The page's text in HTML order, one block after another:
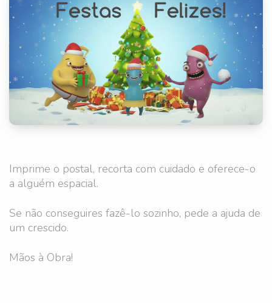
Imprime o postal, recorta com cuidado e oferece-o
a alguém espacial.
Se não conseguires fazê-lo sozinho, pede a ajuda de
um crescido.
Mãos à Obra!